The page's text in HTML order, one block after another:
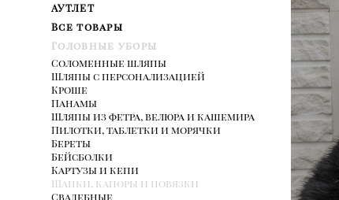
АУТЛЕТ
Все товары
Головные уборы
Соломенные шляпы
Шляпы с персонализацией
Кроше
Панамы
Шляпы из фетра, велюра и кашемира
Пилотки, таблетки и морячки
Береты
Бейсболки
Картузы и кепи
Шапки, капоры и повязки
Свадебные